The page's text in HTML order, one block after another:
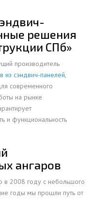
решения
СПб»
производитель
из сэндвич-панелей,
современного
на рынке
и функциональность
ангаров
в 2008 году с небольшого
годы мы прошли путь от